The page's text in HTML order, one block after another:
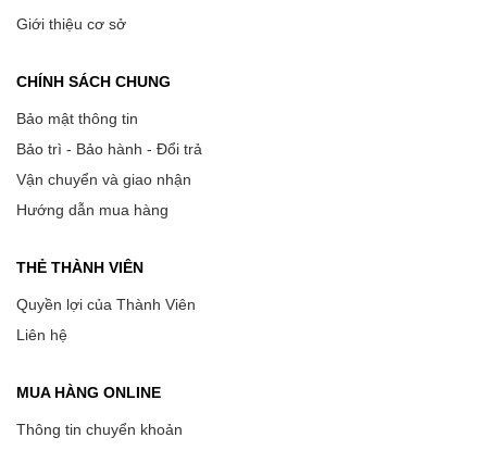
Giới thiệu cơ sở
CHÍNH SÁCH CHUNG
Bảo mật thông tin
Bảo trì - Bảo hành - Đổi trả
Vận chuyển và giao nhận
Hướng dẫn mua hàng
THẺ THÀNH VIÊN
Quyền lợi của Thành Viên
Liên hệ
MUA HÀNG ONLINE
Thông tin chuyển khoản